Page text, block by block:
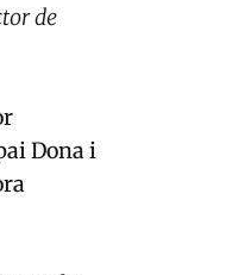
de
Dona i